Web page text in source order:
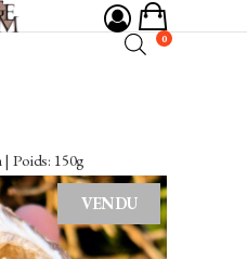
0
Poids: 150g
VENDU